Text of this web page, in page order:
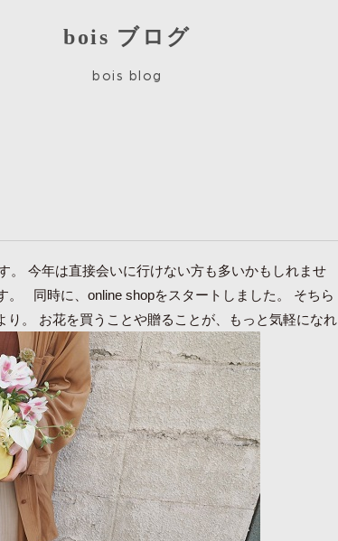
bois ブログ
bois blog
。 今年は直接会いに行けない方も多いかもしれませ
。 同時に、online shopをスタートしました。 そちら
り。 お花を買うことや贈ることが、もっと気軽になれ